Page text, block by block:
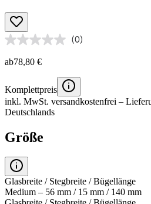
(0)
ab78,80 €
Komplettpreis
inkl. MwSt. versandkostenfrei –
Deutschlands
Größe
Glasbreite / Stegbreite / Bügellänge
Medium – 56 mm / 15 mm / 140 mm